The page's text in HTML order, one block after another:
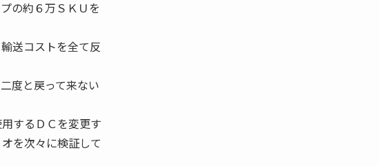
の約６万ＳＫＵを
送コストを全て反
度と戻って来ない
するＤＣを変更す
を次々に検証して